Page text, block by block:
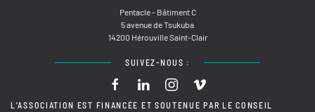
Pentacle - Bâtiment C
5 avenue de Tsukuba
14200 Hérouville Saint-Clair
SUIVEZ-NOUS :
L'ASSOCIATION EST FINANCÉE ET SOUTENUE PAR LE CONSEIL